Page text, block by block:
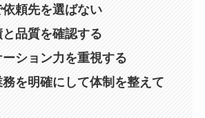
頼先を選ばない
品質を確認する
ション力を重視する
を明確にして体制を整えて